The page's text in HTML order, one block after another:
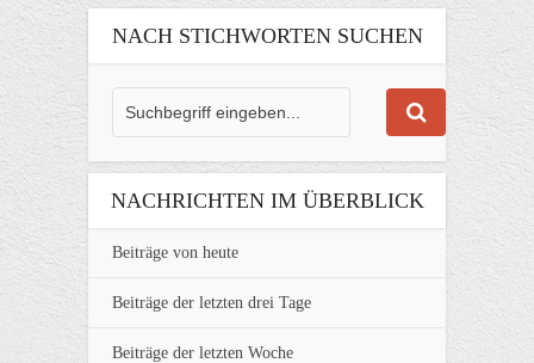
NACH STICHWORTEN SUCHEN
NACHRICHTEN IM ÜBERBLICK
Beiträge von heute
Beiträge der letzten drei Tage
Beiträge der letzten Woche